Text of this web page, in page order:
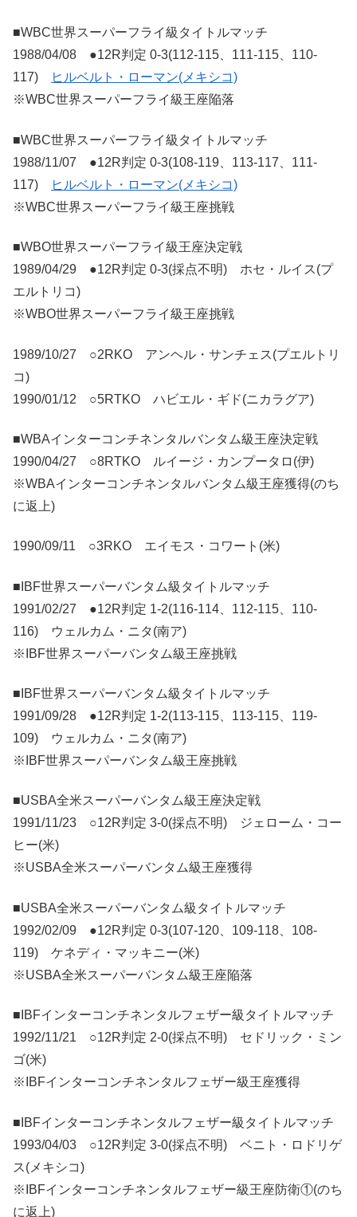
■WBC世界スーパーフライ級タイトルマッチ
1988/04/08 ●12R判定 0-3(112-115、111-115、110-
117)
ヒルベルト・ローマン(メキシコ)
※WBC世界スーパーフライ級王座陥落
■WBC世界スーパーフライ級タイトルマッチ
1988/11/07 ●12R判定 0-3(108-119、113-117、111-
117)
ヒルベルト・ローマン(メキシコ)
※WBC世界スーパーフライ級王座挑戦
■WBO世界スーパーフライ級王座決定戦
1989/04/29 ●12R判定 0-3(採点不明) ホセ・ルイス(プ
エルトリコ)
※WBO世界スーパーフライ級王座挑戦
1989/10/27 ○2RKO アンヘル・サンチェス(プエルトリ
コ)
1990/01/12 ○5RTKO ハビエル・ギド(ニカラグア)
■WBAインターコンチネンタルバンタム級王座決定戦
1990/04/27 ○8RTKO ルイージ・カンプータロ(伊)
※WBAインターコンチネンタルバンタム級王座獲得(のち
に返上)
1990/09/11 ○3RKO エイモス・コワート(米)
■IBF世界スーパーバンタム級タイトルマッチ
1991/02/27 ●12R判定 1-2(116-114、112-115、110-
116) ウェルカム・ニタ(南ア)
※IBF世界スーパーバンタム級王座挑戦
■IBF世界スーパーバンタム級タイトルマッチ
1991/09/28 ●12R判定 1-2(113-115、113-115、119-
109) ウェルカム・ニタ(南ア)
※IBF世界スーパーバンタム級王座挑戦
■USBA全米スーパーバンタム級王座決定戦
1991/11/23 ○12R判定 3-0(採点不明) ジェローム・コー
ヒー(米)
※USBA全米スーパーバンタム級王座獲得
■USBA全米スーパーバンタム級タイトルマッチ
1992/02/09 ●12R判定 0-3(107-120、109-118、108-
119) ケネディ・マッキニー(米)
※USBA全米スーパーバンタム級王座陥落
■IBFインターコンチネンタルフェザー級タイトルマッチ
1992/11/21 ○12R判定 2-0(採点不明) セドリック・ミン
ゴ(米)
※IBFインターコンチネンタルフェザー級王座獲得
■IBFインターコンチネンタルフェザー級タイトルマッチ
1993/04/03 ○12R判定 3-0(採点不明) ベニト・ロドリゲ
ス(メキシコ)
※IBFインターコンチネンタルフェザー級王座防衛①(のち
に返上)